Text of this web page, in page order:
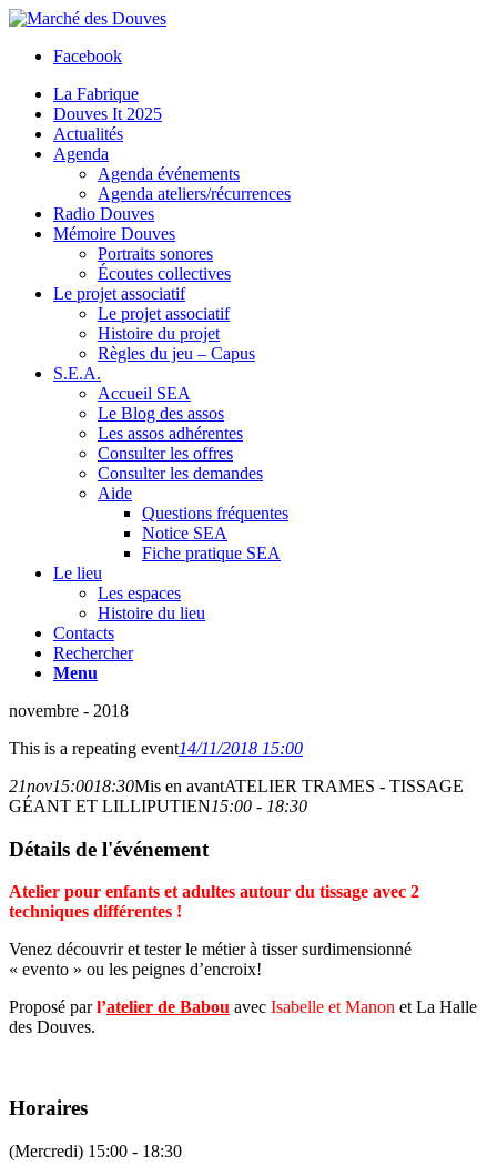
Facebook
La Fabrique
Douves It 2025
Actualités
Agenda
Agenda événements
Agenda ateliers/récurrences
Radio Douves
Mémoire Douves
Portraits sonores
Écoutes collectives
Le projet associatif
Le projet associatif
Histoire du projet
Règles du jeu – Capus
S.E.A.
Accueil SEA
Le Blog des assos
Les assos adhérentes
Consulter les offres
Consulter les demandes
Aide
Questions fréquentes
Notice SEA
Fiche pratique SEA
Le lieu
Les espaces
Histoire du lieu
Contacts
Rechercher
Menu
novembre - 2018
This is a repeating event14/11/2018 15:00
21nov15:0018:30Mis en avantATELIER TRAMES - TISSAGE
GÉANT ET LILLIPUTIEN15:00 - 18:30
Détails de l'événement
Atelier pour enfants et adultes autour du tissage avec 2
techniques différentes !
Venez découvrir et tester le métier à tisser surdimensionné
« evento » ou les peignes d’encroix!
Proposé par l’atelier de Babou avec Isabelle et Manon etLa Halle
des Douves.
Horaires
(Mercredi) 15:00 - 18:30